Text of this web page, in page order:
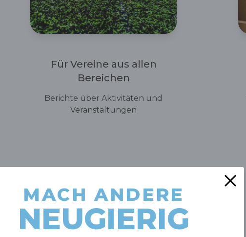
Für Vereine aus allen
Bereichen
Berichte über Aktivitäten und
Veranstaltungen
MACH ANDERE
NEUGIERIG